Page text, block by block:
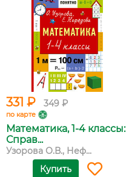
331 ₽ 349 ₽
по карте
Математика, 1-4 классы:
Справ...
Узорова О.В., Неф...
Купить